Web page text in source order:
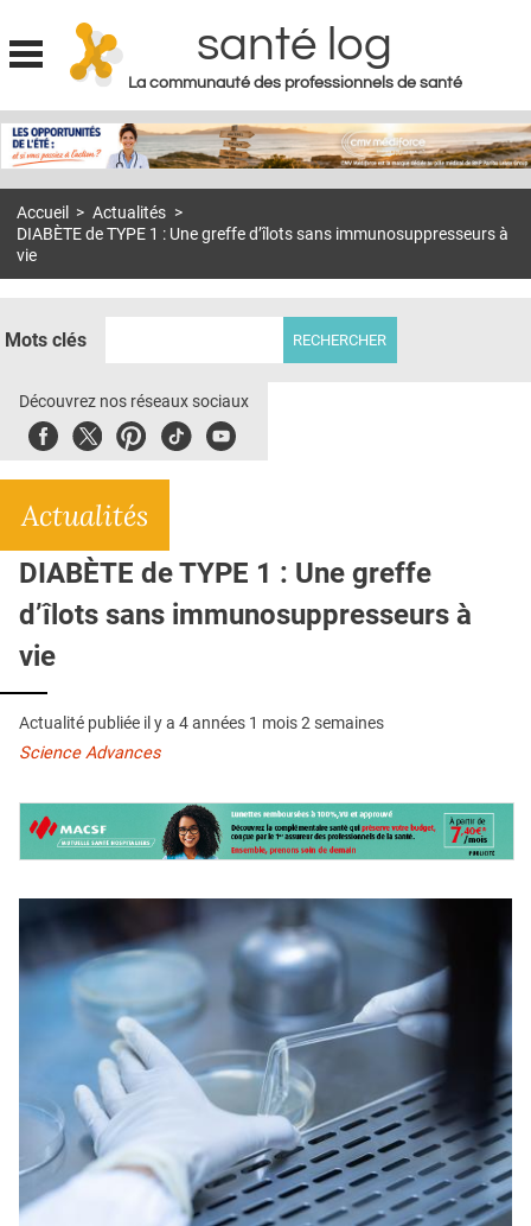
Jump to navigation
santé log
La communauté des professionnels de santé
MON COMPTE
S'ABONNER À LA REVUE SOIN À DOMICILE
E-REVUE SAD
THÉMA
CRÉDITS
Accueil > Actualités >
DIABÈTE de TYPE 1 : Une greffe d’îlots sans immunosuppresseurs à
vie
Mots clés
Découvrez nos réseaux sociaux
FacebookTwitterPinterest
TiktokYoubute
Actualités
DIABÈTE de TYPE 1 : Une greffe
d’îlots sans immunosuppresseurs à
vie
Actualité publiée il y a 4 années 1 mois 2 semaines
Science Advances